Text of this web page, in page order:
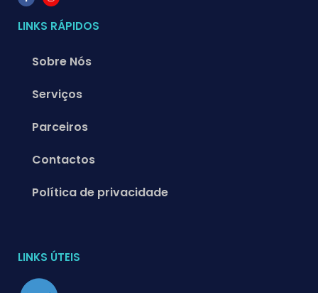
LINKS RÁPIDOS
Sobre Nós
Serviços
Parceiros
Contactos
Política de privacidade
LINKS ÚTEIS